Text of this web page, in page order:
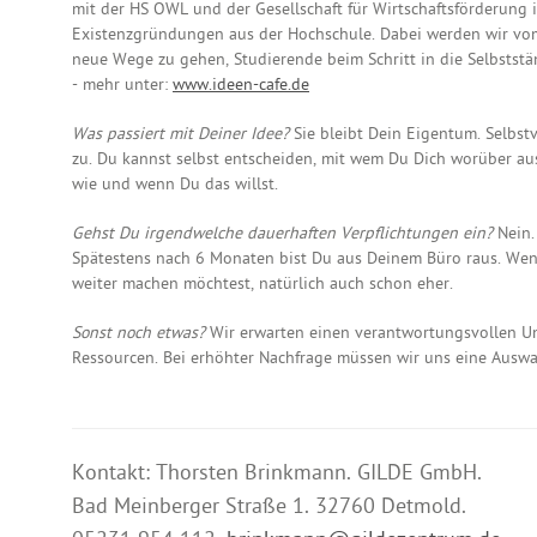
mit der HS OWL und der Gesellschaft für
Existenzgründungen aus der Hochschule. Dabei werden wir
neue Wege zu gehen, Studierende beim Schritt in die
- mehr unter: www.ideen-cafe.de
Was passiert mit Deiner Idee?Sie bleibt Dein Eigentum.
zu. Du kannst selbst entscheiden, mit wem Du Dich worüber
wie und wenn Du das willst.
Gehst Du irgendwelche dauerhaften Verpflichtungen ein?Nein.
Spätestens nach 6 Monaten bist Du aus Deinem Büro raus.
weiter machen möchtest, natürlich auch schon eher.
Sonst noch etwas?Wir erwarten einen verantwortungsvollen
Ressourcen. Bei erhöhter Nachfrage müssen wir uns eine
Kontakt: Thorsten Brinkmann. GILDE GmbH.
Bad Meinberger Straße 1. 32760 Detmold.